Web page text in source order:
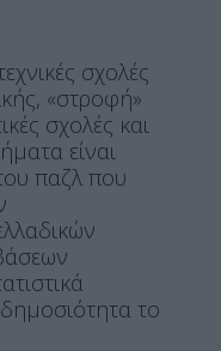
σχολές
«στροφή»
σχολές και
είναι
παζλ που
το